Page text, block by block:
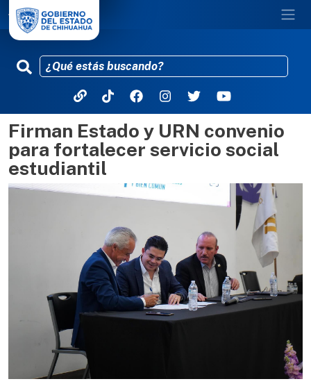
Pasar al contenido principal
Firman Estado y URN convenio
para fortalecer servicio social
estudiantil